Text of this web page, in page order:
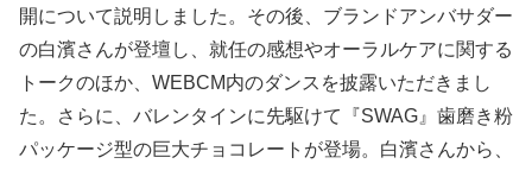
開について説明しました。その後、ブランドアンバサダー
の白濱さんが登壇し、就任の感想やオーラルケアに関する
トークのほか、WEBCM内のダンスを披露いただきまし
た。さらに、バレンタインに先駆けて『SWAG』歯磨き粉
パッケージ型の巨大チョコレートが登場。白濱さんから、